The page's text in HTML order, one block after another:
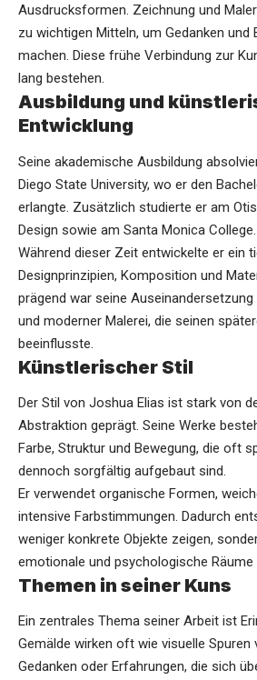
Ausdrucksformen. Zeichnung und
zu wichtigen Mitteln, um Gedanken
machen. Diese frühe Verbindung zur
lang bestehen.
Ausbildung und
Entwicklung
Seine akademische Ausbildung
Diego State University, wo er den
erlangte. Zusätzlich studierte er am
Design sowie am Santa Monica College.
Während dieser Zeit entwickelte er ein
Designprinzipien, Komposition und
prägend war seine
und moderner Malerei, die seinen
beeinflusste.
Künstlerischer Stil
Der Stil von Joshua Elias ist stark von
Abstraktion geprägt. Seine Werke
Farbe, Struktur und Bewegung, die oft
dennoch sorgfältig aufgebaut sind.
Er verwendet organische Formen,
intensive Farbstimmungen. Dadurch
weniger konkrete Objekte zeigen,
emotionale und psychologische Räume
Themen in seiner Kuns
Ein zentrales Thema seiner Arbeit ist
Gemälde wirken oft wie visuelle Spuren
Gedanken oder Erfahrungen, die sich